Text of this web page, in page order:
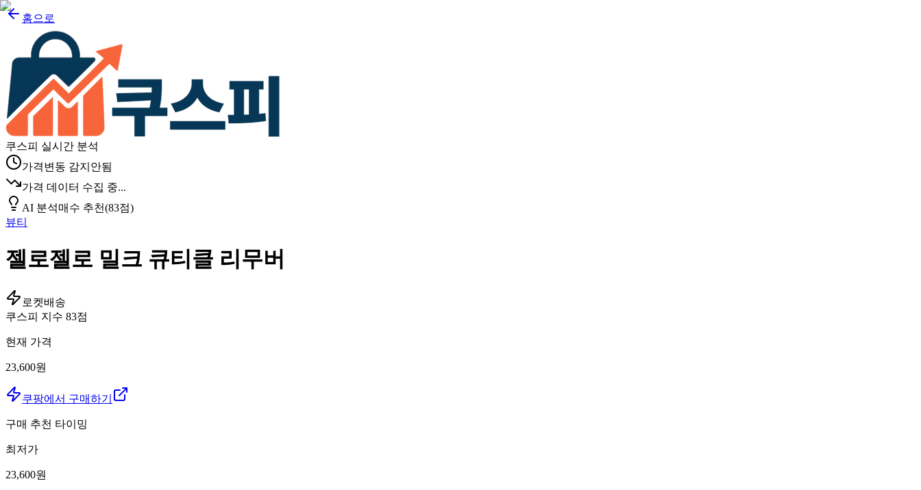
홈으로
쿠스피 실시간 분석
가격변동 감지안됨
가격 데이터 수집 중...
AI 분석매수 추천(83점)
뷰티
젤로젤로 밀크 큐티클 리무버
로켓배송
쿠스피 지수 83점
현재 가격
23,600원
쿠팡에서 구매하기
구매 추천 타이밍
최저가
23,600원